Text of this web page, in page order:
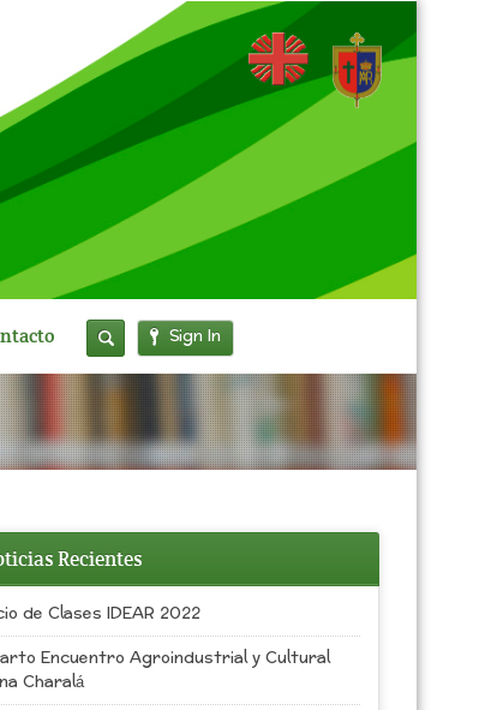
Sign In
Recientes
de Clases IDEAR 2022
Encuentro Agroindustrial y Cultural
Charalá